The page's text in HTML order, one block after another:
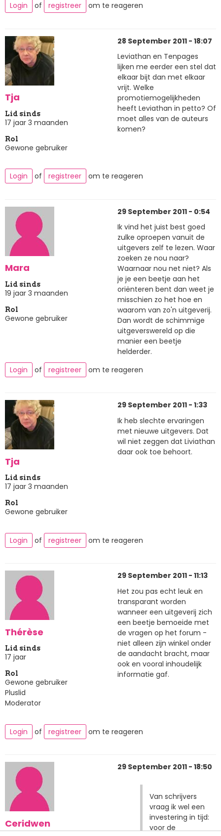
Login
of registreer om te reageren
Tja
Lid sinds
17 jaar 3 maanden
Rol
Gewone gebruiker
28 September 2011 - 18:07
Leviathan en Tenpages
lijken me eerder een stel dat
elkaar bijt dan met elkaar
vrijt. Welke
promotiemogelijkheden
heeft Leviathan in petto? Of
moet alles van de auteurs
komen?
Login of registreer om te reageren
Mara
Lid sinds
19 jaar 3 maanden
Rol
Gewone gebruiker
29 September 2011 - 0:54
Ik vind het juist best goed
zulke oproepen vanuit de
uitgevers zelf te lezen. Waar
zoeken ze nou naar?
Waarnaar nou net niet? Als
je je een beetje aan het
oriënteren bent dan weet je
misschien zo het hoe en
waarom van zo'n uitgeverij.
Dan wordt de schimmige
uitgeverswereld op die
manier een beetje
helderder.
Login
of registreer om te reageren
Tja
Lid sinds
17 jaar 3 maanden
Rol
Gewone gebruiker
29 September 2011 - 1:33
Ik heb slechte ervaringen
met nieuwe uitgevers. Dat
wil niet zeggen dat Liviathan
daar ook toe behoort.
Login of registreer om te reageren
Thérèse
Lid sinds
17 jaar
Rol
Gewone gebruiker
Pluslid
Moderator
29 September 2011 - 11:13
Het zou pas echt leuk en
transparant worden
wanneer een uitgeverij zich
een beetje bemoeide met
de vragen op het forum -
niet alleen zijn winkel onder
de aandacht bracht, maar
ook en vooral inhoudelijk
informatie gaf.
Login of registreer om te reageren
Ceridwen
29 September 2011 - 18:50
Van schrijvers
vraag ik wel een
investering in tijd:
voor de